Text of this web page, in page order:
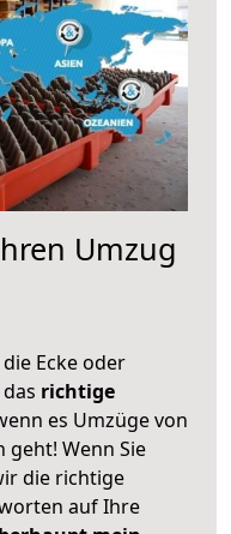
Umzug
Ecke oder
richtige
es Umzüge von
geht! Wenn Sie
die richtige
auf Ihre